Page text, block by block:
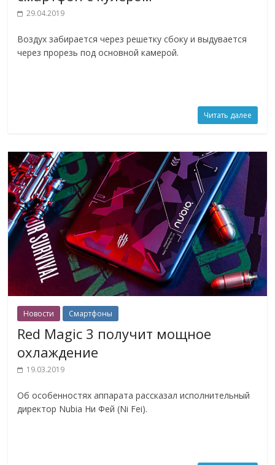
29.04.2019
Воздух забирается через решетку сбоку и выдувается
через прорезь под основной камерой.
Читать далее
Новости Смартфоны
Red Magic 3 получит мощное
охлаждение
19.03.2019
Об особенностях аппарата рассказал исполнительный
директор Nubia Ни Фей (Ni Fei).